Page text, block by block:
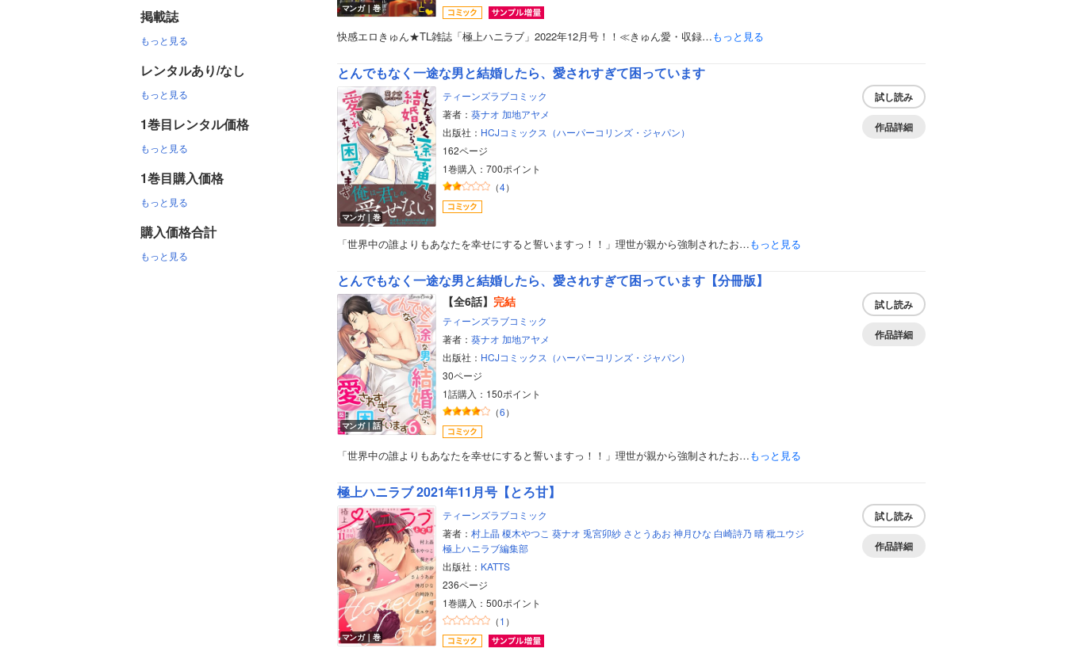
掲載誌
もっと見る
レンタルあり/なし
もっと見る
1巻目レンタル価格
もっと見る
1巻目購入価格
もっと見る
購入価格合計
もっと見る
ボーイズラブ
ティーンズラブ
マンガ｜巻
快感エロきゅん★TL雑誌「極上ハニラブ」2022年12月号！！≪きゅん愛・収録…もっと見る
とんでもなく一途な男と結婚したら、愛されすぎて困っています
マンガ｜巻
ティーンズラブコミック
著者： 葵ナオ 加地アヤメ
出版社： HCJコミックス（ハーパーコリンズ・ジャパン）
162ページ
1巻購入：700ポイント
（4）
試し読み
作品詳細
「世界中の誰よりもあなたを幸せにすると誓いますっ！！」理世が親から強制されたお…もっと見る
とんでもなく一途な男と結婚したら、愛されすぎて困っています【分冊版】
マンガ｜話
【全6話】 完結
ティーンズラブコミック
著者： 葵ナオ 加地アヤメ
出版社： HCJコミックス（ハーパーコリンズ・ジャパン）
30ページ
1話購入：150ポイント
（6）
試し読み
作品詳細
「世界中の誰よりもあなたを幸せにすると誓いますっ！！」理世が親から強制されたお…もっと見る
極上ハニラブ 2021年11月号【とろ甘】
マンガ｜巻
ティーンズラブコミック
著者： 村上晶 榎木やつこ 葵ナオ 兎宮卯紗 さとうあお 神月ひな 白崎詩乃 晴 秕ユウジ
極上ハニラブ編集部
出版社： KATTS
236ページ
1巻購入：500ポイント
（1 ）
試し読み
作品詳細